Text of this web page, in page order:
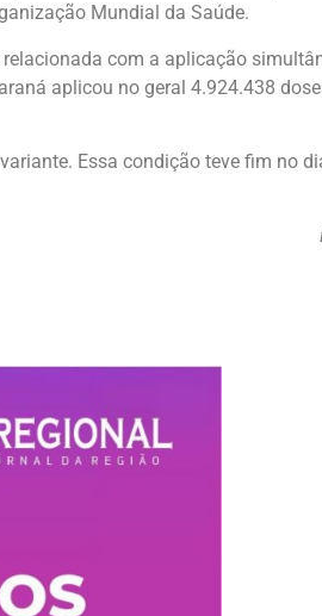
Mundial da Saúde.
com a aplicação
aplicou no geral 4.924.438
Essa condição teve fim no